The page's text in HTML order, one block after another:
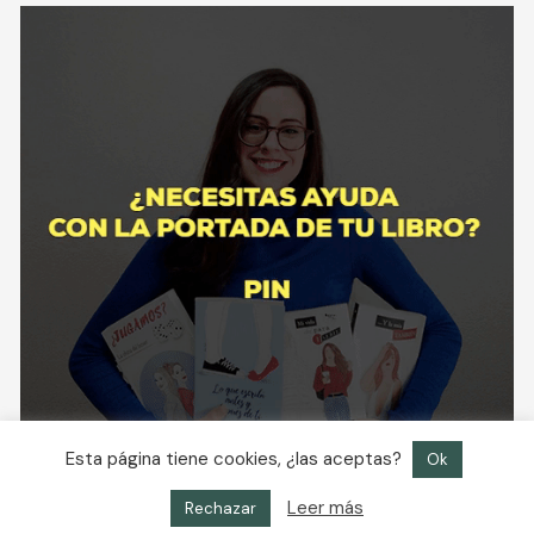
Esta página tiene cookies, ¿las aceptas? Ok
Rechazar Leer más